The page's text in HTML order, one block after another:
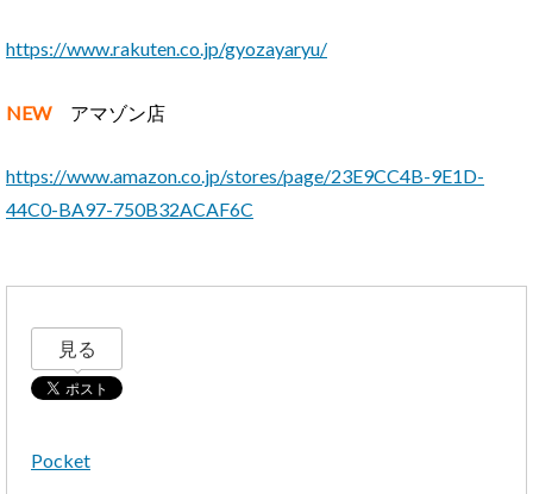
https://www.rakuten.co.jp/gyozayaryu/
NEW アマゾン店
https://www.amazon.co.jp/stores/page/23E9CC4B-9E1D-
44C0-BA97-750B32ACAF6C
見る
Pocket